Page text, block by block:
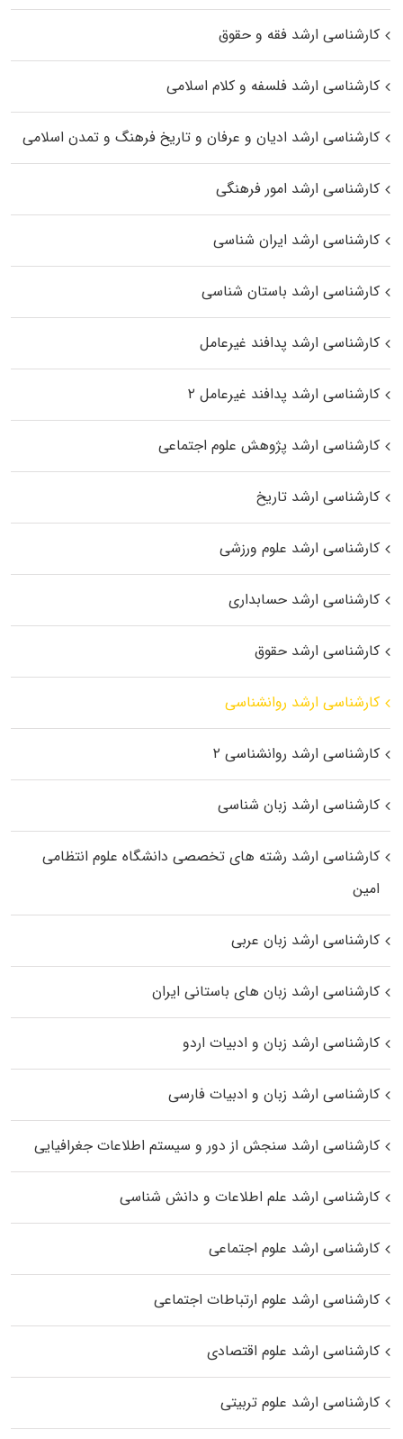
کارشناسی ارشد فقه و حقوق
کارشناسی ارشد فلسفه و کلام اسلامی
کارشناسی ارشد ادیان و عرفان و تاریخ فرهنگ و تمدن اسلامی
کارشناسی ارشد امور فرهنگی
کارشناسی ارشد ایران شناسی
کارشناسی ارشد باستان شناسی
کارشناسی ارشد پدافند غیرعامل
کارشناسی ارشد پدافند غیرعامل ۲
کارشناسی ارشد پژوهش علوم اجتماعی
کارشناسی ارشد تاریخ
کارشناسی ارشد علوم ورزشی
کارشناسی ارشد حسابداری
کارشناسی ارشد حقوق
کارشناسی ارشد روانشناسی
کارشناسی ارشد روانشناسی ۲
کارشناسی ارشد زبان شناسی
کارشناسی ارشد رﺷﺘﻪ ﻫﺎی تخصصی داﻧﺸﮕﺎه ﻋﻠﻮم انتظامی
اﻣﻴﻦ
کارشناسی ارشد زبان عربی
کارشناسی ارشد زبان‌ های باستانی ایران
کارشناسی ارشد زبان و ادبیات اردو
کارشناسی ارشد زبان و ادبیات فارسی
کارشناسی ارشد سنجش از دور و سیستم اطلاعات جغرافیایی
کارشناسی ارشد علم اطلاعات و دانش شناسی
کارشناسی ارشد علوم اجتماعی
کارشناسی ارشد علوم ارتباطات اجتماعی
کارشناسی ارشد علوم اقتصادی
کارشناسی ارشد علوم تربیتی